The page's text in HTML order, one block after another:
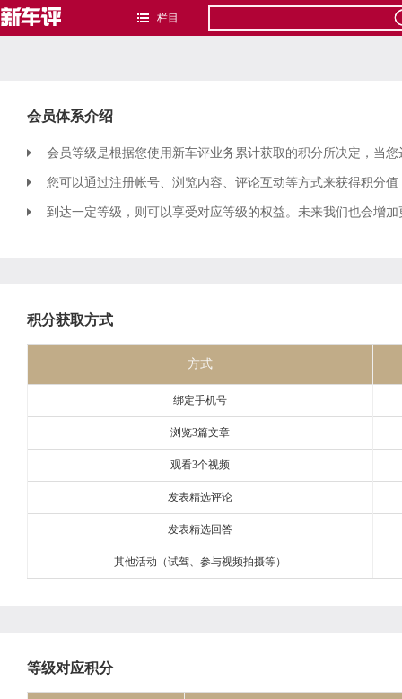
栏目
会员体系介绍
会员等级是根据您使用新车评业务累计获取的积分所决定，当
您可以通过注册帐号、浏览内容、评论互动等方式来获得积分
到达一定等级，则可以享受对应等级的权益。未来我们也会增
积分获取方式
方式
绑定手机号
浏览3篇文章
观看3个视频
发表精选评论
发表精选回答
其他活动（试驾、参与视频拍摄等）
等级对应积分